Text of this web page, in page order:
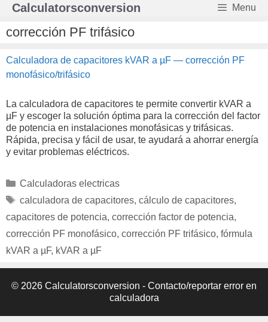
Saltar
contenido
Calculatorsconversion Menu
corrección PF trifásico
Calculadora de capacitores kVAR a µF — corrección PF
monofásico/trifásico
La calculadora de capacitores te permite convertir kVAR a
µF y escoger la solución óptima para la corrección del factor
de potencia en instalaciones monofásicas y trifásicas.
Rápida, precisa y fácil de usar, te ayudará a ahorrar energía
y evitar problemas eléctricos.
Categorías
Calculadoras electricas
Etiquetas
calculadora de capacitores, cálculo de capacitores,
capacitores de potencia, corrección factor de potencia,
corrección PF monofásico, corrección PF trifásico, fórmula
kVAR a µF, kVAR a µF
© 2026 Calculatorsconversion - Contacto/reportar error en
calculadora